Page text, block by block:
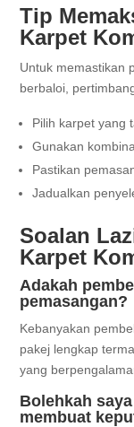
Tip
Karpet
Untuk memastikan
berbaloi,
Pilih karpet yang
Gunakan
Pastikan
Jadualkan
Soalan
Karpet
Adakah
pemasangan?
Kebanyakan
pakej lengkap
yang
Bolehkah
membuat